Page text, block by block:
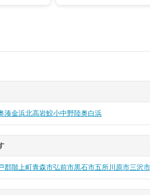
湊金浜北高岩鮫小中野陸奥白浜
郡階上町青森市弘前市黒石市五所川原市三沢市